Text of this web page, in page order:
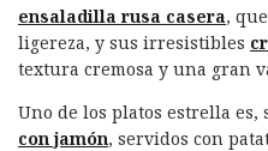
ensaladilla rusa casera,
ligereza, y sus irresistibles
textura cremosa y una gran
Uno de los platos estrella
con jamón, servidos con